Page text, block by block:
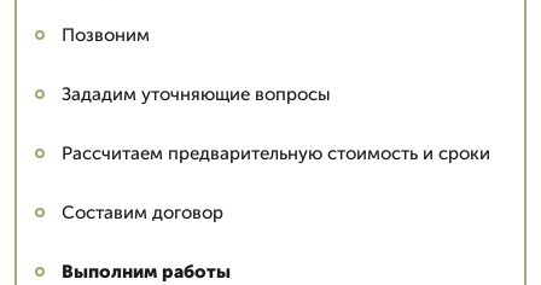
Позвоним
Зададим уточняющие вопросы
Рассчитаем предварительную стоимость и сроки
Составим договор
Выполним работы